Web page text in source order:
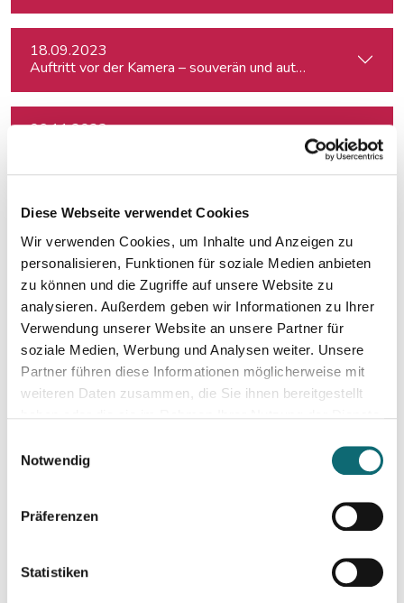
Diese Webseite verwendet Cookies
Wir verwenden Cookies, um Inhalte und Anzeigen zu
personalisieren, Funktionen für soziale Medien anbieten
zu können und die Zugriffe auf unsere Website zu
analysieren. Außerdem geben wir Informationen zu Ihrer
Verwendung unserer Website an unsere Partner für
soziale Medien, Werbung und Analysen weiter. Unsere
Partner führen diese Informationen möglicherweise mit
weiteren Daten zusammen, die Sie ihnen bereitgestellt
Notwendig
Präferenzen
Statistiken
18.09.2023
Auftritt vor der Kamera – souverän und authentisch
06.11.2023
TikTok Hands On: Video- und Formatentwicklung
10.11.2023
13.11.2023
Nah dran! Die Kunst der Video-Reportage
12.02.2024
Auftritt vor der Kamera – souverän und authentisch
Reels, TikToks, YouTube-Shorts & mehr: Social Media-
01.03.2024